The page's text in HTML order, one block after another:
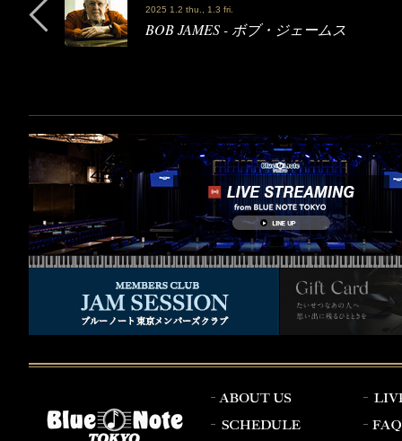
2025 1.2 thu., 1.3 fri.
BOB JAMES - ボブ・ジェームス